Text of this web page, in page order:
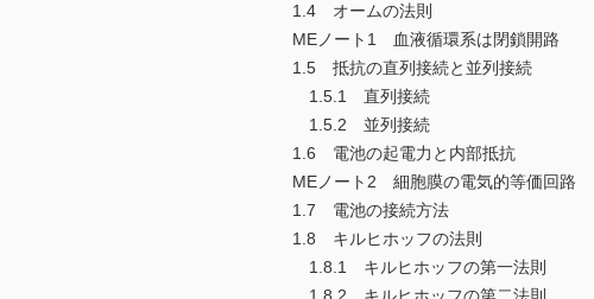
1.4 オームの法則
MEノート1 血液循環系は閉鎖開路
1.5 抵抗の直列接続と並列接続
1.5.1 直列接続
1.5.2 並列接続
1.6 電池の起電力と内部抵抗
MEノート2 細胞膜の電気的等価回路
1.7 電池の接続方法
1.8 キルヒホッフの法則
1.8.1 キルヒホッフの第一法則